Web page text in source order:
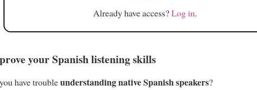
Already have access?Log in.
your Spanish listening skills
have troubleunderstanding native Spanish speakers?